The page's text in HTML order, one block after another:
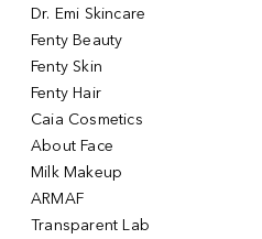
Dr. Emi Skincare
Fenty Beauty
Fenty Skin
Fenty Hair
Caia Cosmetics
About Face
Milk Makeup
ARMAF
Transparent Lab